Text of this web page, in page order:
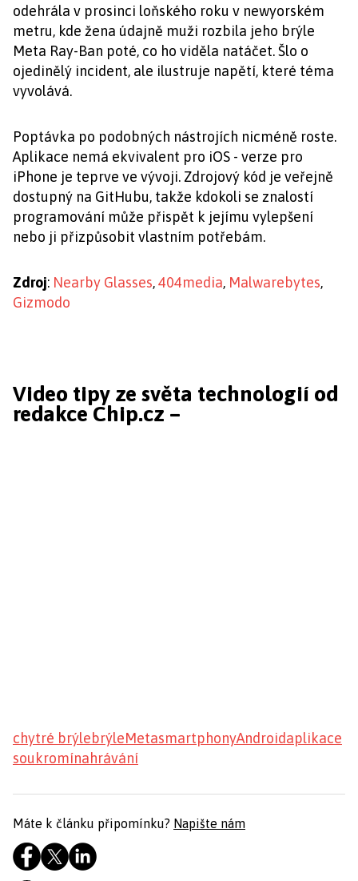
odehrála v prosinci loňského roku v newyorském
metru, kde žena údajně muži rozbila jeho brýle
Meta Ray-Ban poté, co ho viděla natáčet. Šlo o
ojedinělý incident, ale ilustruje napětí, které téma
vyvolává.
Poptávka po podobných nástrojích nicméně roste.
Aplikace nemá ekvivalent pro iOS - verze pro
iPhone je teprve ve vývoji. Zdrojový kód je veřejně
dostupný na GitHubu, takže kdokoli se znalostí
programování může přispět k jejímu vylepšení
nebo ji přizpůsobit vlastním potřebám.
Zdroj: Nearby Glasses,404media, Malwarebytes,
Gizmodo
Video tipy ze světa technologií od
redakce Chip.cz –
chytré brýlebrýleMetasmartphonyAndroidaplikace
soukromínahrávání
Máte k článku připomínku? Napište nám